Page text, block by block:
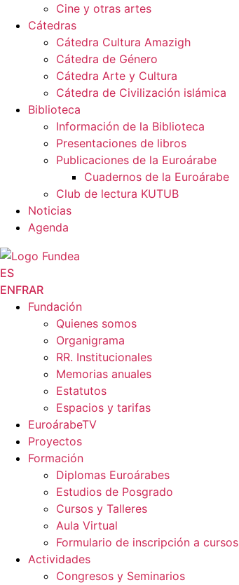
Cine y otras artes
Cátedras
Cátedra Cultura Amazigh
Cátedra de Género
Cátedra Arte y Cultura
Cátedra de Civilización islámica
Biblioteca
Información de la Biblioteca
Presentaciones de libros
Publicaciones de la Euroárabe
Cuadernos de la Euroárabe
Club de lectura KUTUB
Noticias
Agenda
ES
ENFRAR
Fundación
Quienes somos
Organigrama
RR. Institucionales
Memorias anuales
Estatutos
Espacios y tarifas
EuroárabeTV
Proyectos
Formación
Diplomas Euroárabes
Estudios de Posgrado
Cursos y Talleres
Aula Virtual
Formulario de inscripción a cursos
Actividades
Congresos y Seminarios